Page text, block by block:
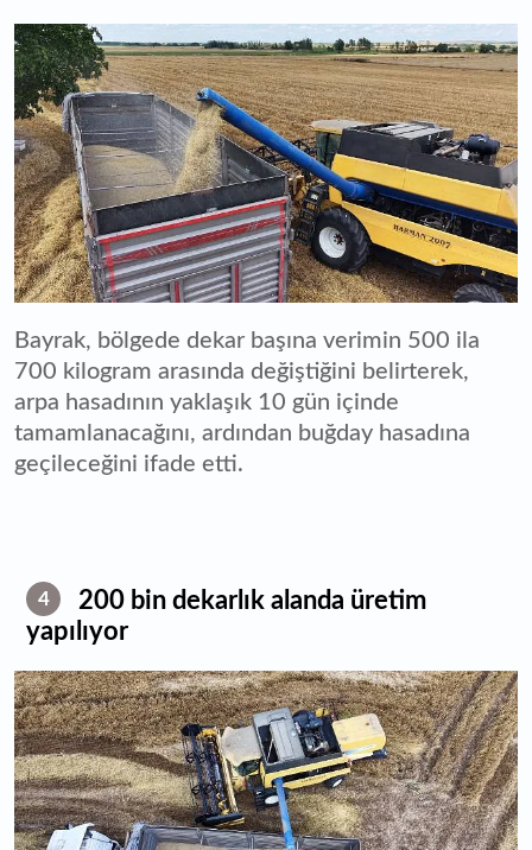
Bayrak, bölgede dekar başına verimin 500 ila
700 kilogram arasında değiştiğini belirterek,
arpa hasadının yaklaşık 10 gün içinde
tamamlanacağını, ardından buğday hasadına
geçileceğini ifade etti.
4
200 bin dekarlık alanda üretim
yapılıyor